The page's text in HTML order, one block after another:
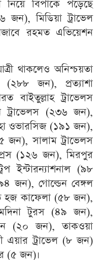
নিয়ে বিপাকে পড়েছে
জন), মিডিয়া ট্রাভেল
রহমত এভিয়েশন
থাকলেও অনিশ্চয়তা
(২৮৮ জন), প্রত্যাশা
বাইতুল্লাহ ট্রাভেলস
(২৩৬ জন),
ওভারসিজ (১৯১ জন),
জন), সালাম ট্রাভেলস
(১২৬ জন), মিরপুর
ইন্টারন্যাশনাল (৯৮
জন), গোল্ডেন বেঙ্গল
কাফেলা (৫৮ জন),
টুরস (৪৯ জন),
(২০ জন), তাকওয়া
ট্রাভেল (৮ জন)
(৫ জন)।